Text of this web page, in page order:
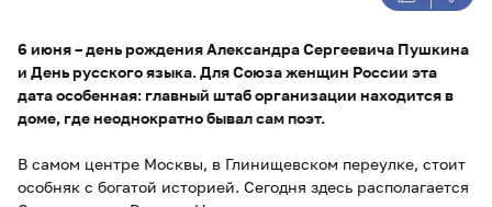
6 июня – день рождения Александра Сергеевича Пушкина
и День русского языка. Для Союза женщин России эта
дата особенная: главный штаб организации находится в
доме, где неоднократно бывал сам поэт.
В самом центре Москвы, в Глинищевском переулке, стоит
особняк с богатой историей. Сегодня здесь располагается